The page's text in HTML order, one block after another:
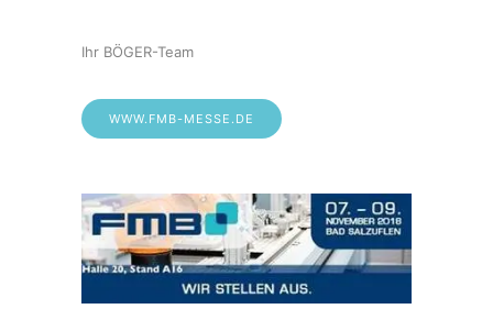
Ihr BÖGER-Team
WWW.FMB-MESSE.DE